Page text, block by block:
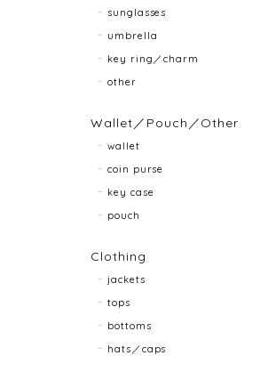
sunglasses
umbrella
key ring／charm
other
Wallet／Pouch／Other
wallet
coin purse
key case
pouch
Clothing
jackets
tops
bottoms
hats／caps